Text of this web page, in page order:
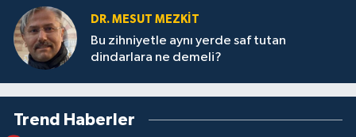
DR. MESUT MEZKIT
Bu zihniyetle aynı yerde saf tutan
dindarlara ne demeli?
Trend Haberler